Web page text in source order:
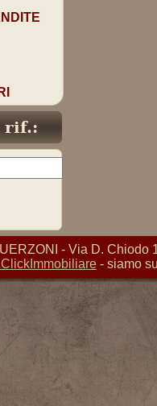
rif.:
- Via D.
- siamo su